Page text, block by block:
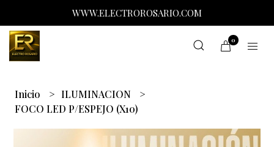
WWW.ELECTROROSARIO.COM
0
Inicio
ILUMINACION
FOCO LED P/ESPEJO (X10)